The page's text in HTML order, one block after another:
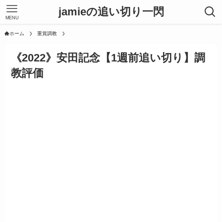
jamieの追い切り一閃
MENU
ホーム 重賞調教
《2022》安田記念【1週前追い切り】調
教評価